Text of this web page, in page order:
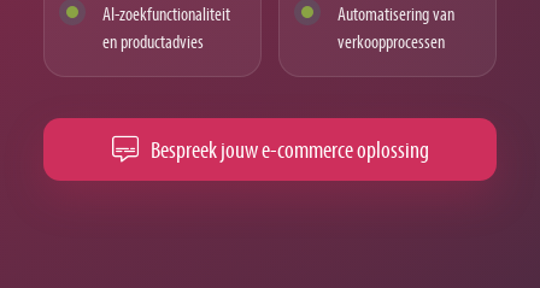
AI-zoekfunctionaliteit
en productadvies
Automatisering van
verkoopprocessen
Bespreek jouw e-commerce oplossing